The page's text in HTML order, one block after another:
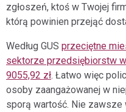
zgłoszeń, ktoś w Twojej
którą powinien przejąć
Według GUS przeciętne
sektorze przedsiębiorstw
9055,92 zł. Łatwo więc
osoby zaangażowanej w
sporą wartość. Nie